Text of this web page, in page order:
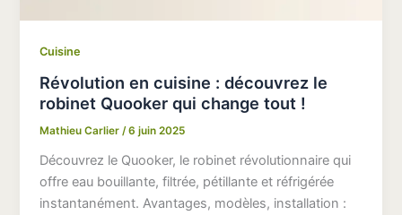
Cuisine
Révolution en cuisine : découvrez le
robinet Quooker qui change tout !
Mathieu Carlier/6 juin 2025
Découvrez le Quooker, le robinet révolutionnaire qui
offre eau bouillante, filtrée, pétillante et réfrigérée
instantanément. Avantages, modèles, installation :